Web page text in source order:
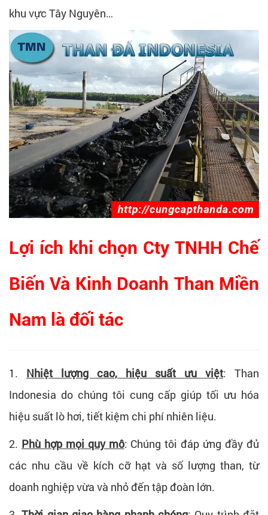
khu vực Tây Nguyên…
Lợi ích khi chọn Cty TNHH Chế
Biến Và Kinh Doanh Than Miền
Nam là đối tác
1. Nhiệt lượng cao, hiệu suất ưu việt: Than
Indonesia do chúng tôi cung cấp giúp tối ưu hóa
hiệu suất lò hơi, tiết kiệm chi phí nhiên liệu.
2. Phù hợp mọi quy mô: Chúng tôi đáp ứng đầy đủ
các nhu cầu về kích cỡ hạt và số lượng than, từ
doanh nghiệp vừa và nhỏ đến tập đoàn lớn.